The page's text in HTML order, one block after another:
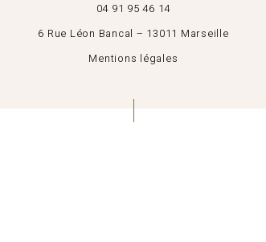
04 91 95 46 14
6 Rue Léon Bancal – 13011 Marseille
Mentions légales